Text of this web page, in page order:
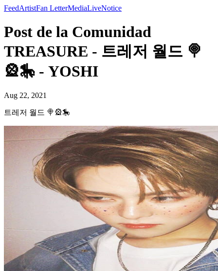
FeedArtistFan LetterMediaLiveNotice
Post de la Comunidad
TREASURE - 트레저 월드 🍭
🎡🎠 - YOSHI
Aug 22, 2021
트레저 월드 🍭🎡🎠